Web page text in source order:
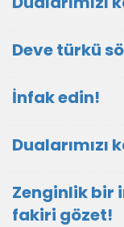
Deve türkü
İnfak edin!
Dualarımızı
Zenginlik bir
fakiri gözet!